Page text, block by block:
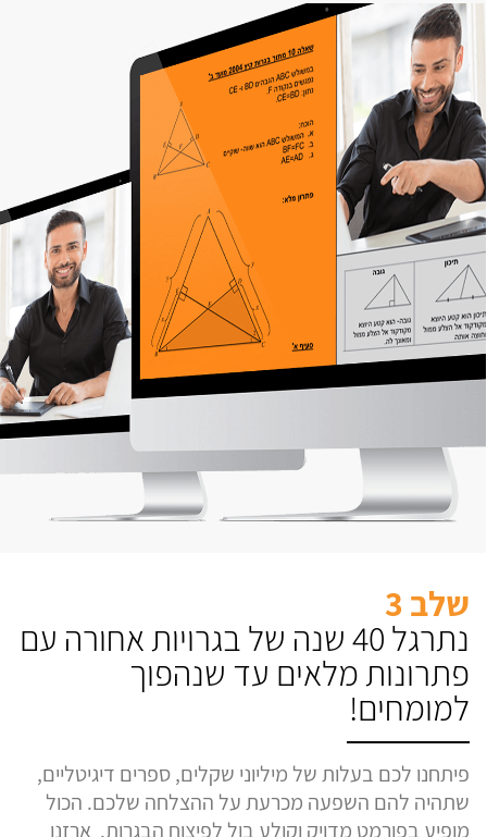
שלב 3
נתרגל 40 שנה של בגרויות אחורה עם
פתרונות מלאים עד שנהפוך
למומחים!
פיתחנו לכם בעלות של מיליוני שקלים, ספרים דיגיטליים,
שתהיה להם השפעה מכרעת על ההצלחה שלכם. הכול
מופיע בפורמט מדויק וקולע בול לפיצוח הבגרות. ארזנו